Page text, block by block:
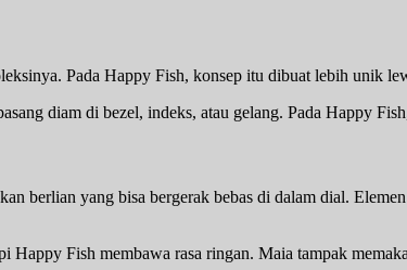
Pada Happy Fish, konsep itu dibuat lebih unik
diam di bezel, indeks, atau gelang. Pada Happy
berlian yang bisa bergerak bebas di dalam dial.
Fish membawa rasa ringan. Maia tampak